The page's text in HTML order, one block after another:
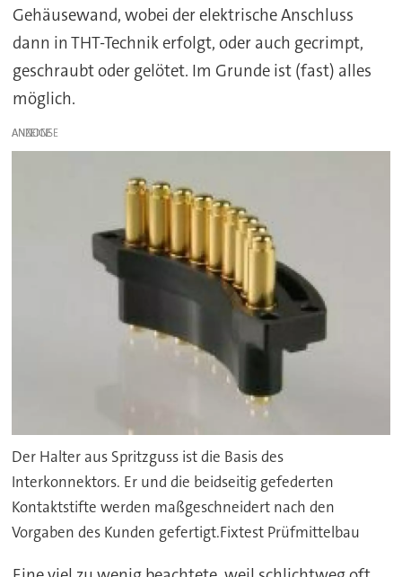
Gehäusewand, wobei der elektrische Anschluss
dann in THT-Technik erfolgt, oder auch gecrimpt,
geschraubt oder gelötet. Im Grunde ist (fast) alles
möglich.
ANZEIGE
Der Halter aus Spritzguss ist die Basis des
Interkonnektors. Er und die beidseitig gefederten
Kontaktstifte werden maßgeschneidert nach den
Vorgaben des Kunden gefertigt.Fixtest Prüfmittelbau